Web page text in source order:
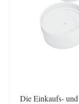
Die Einkaufs-